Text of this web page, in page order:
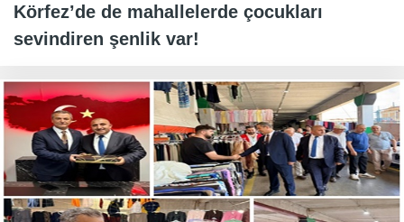
Körfez’de de mahallelerde çocukları
sevindiren şenlik var!